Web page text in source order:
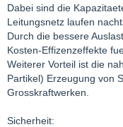
Dabei sind die
Leitungsnetz laufen
Durch die bessere
Kosten-Effizenzeffekte
Weiterer Vorteil ist die
Partikel) Erzeugung von
Grosskraftwerken.
Sicherheit: